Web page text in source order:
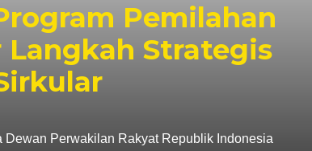
Pemilahan
Langkah Strategis
Perwakilan Rakyat Republik Indonesia